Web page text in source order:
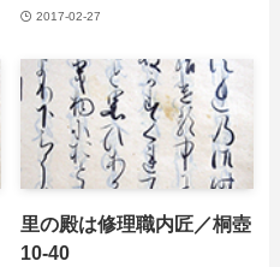
2017-02-27
里の殿は修理職内匠／桐壺
10-40